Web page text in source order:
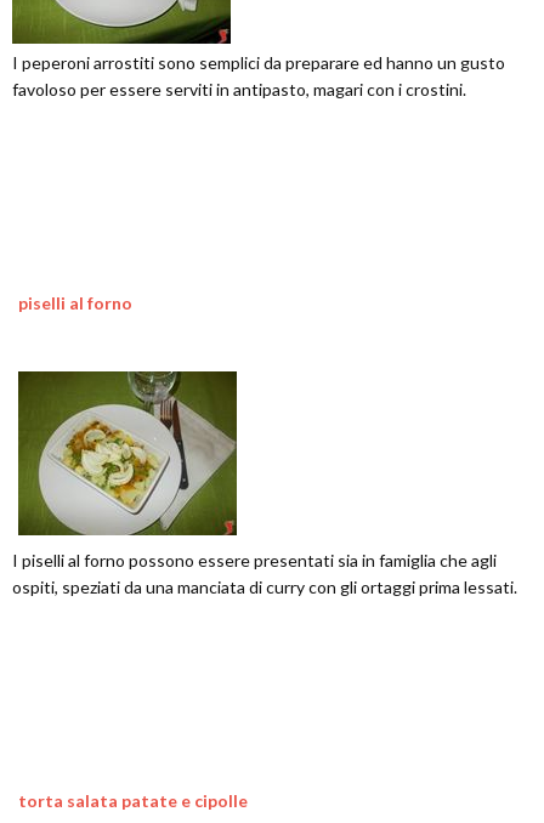
I peperoni arrostiti sono semplici da preparare ed hanno un gusto
favoloso per essere serviti in antipasto, magari con i crostini.
piselli al forno
I piselli al forno possono essere presentati sia in famiglia che agli
ospiti, speziati da una manciata di curry con gli ortaggi prima lessati.
torta salata patate e cipolle